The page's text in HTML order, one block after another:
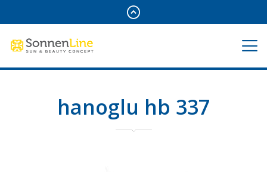
hanoglu hb 337